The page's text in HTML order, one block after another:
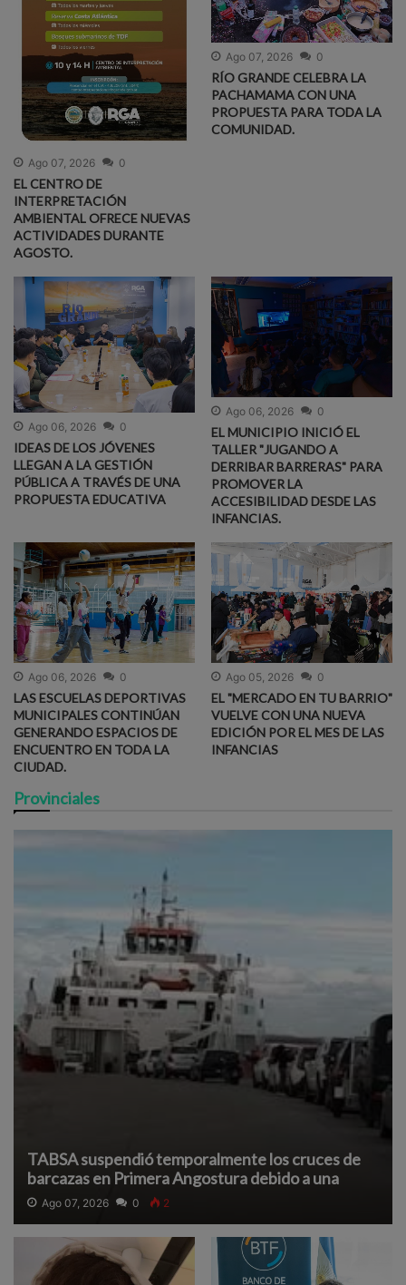
Ago 07, 2026 0
EL CENTRO DE
INTERPRETACIÓN
AMBIENTAL OFRECE NUEVAS
ACTIVIDADES DURANTE
AGOSTO.
Ago 07, 2026 0
RÍO GRANDE CELEBRA LA
PACHAMAMA CON UNA
PROPUESTA PARA TODA LA
COMUNIDAD.
Ago 06, 2026 0
IDEAS DE LOS JÓVENES
LLEGAN A LA GESTIÓN
PÚBLICA A TRAVÉS DE UNA
PROPUESTA EDUCATIVA
Ago 06, 2026 0
EL MUNICIPIO INICIÓ EL
TALLER "JUGANDO A
DERRIBAR BARRERAS" PARA
PROMOVER LA
ACCESIBILIDAD DESDE LAS
INFANCIAS.
Ago 06, 2026 0
LAS ESCUELAS DEPORTIVAS
MUNICIPALES CONTINÚAN
GENERANDO ESPACIOS DE
ENCUENTRO EN TODA LA
CIUDAD.
Ago 05, 2026 0
EL "MERCADO EN TU BARRIO"
VUELVE CON UNA NUEVA
EDICIÓN POR EL MES DE LAS
INFANCIAS
Provinciales
TABSA suspendió temporalmente los cruces de
barcazas en Primera Angostura debido a una
densa neblina que reduce la visibilidad y afecta la
navegación segura.
Ago 07, 2026 0 2